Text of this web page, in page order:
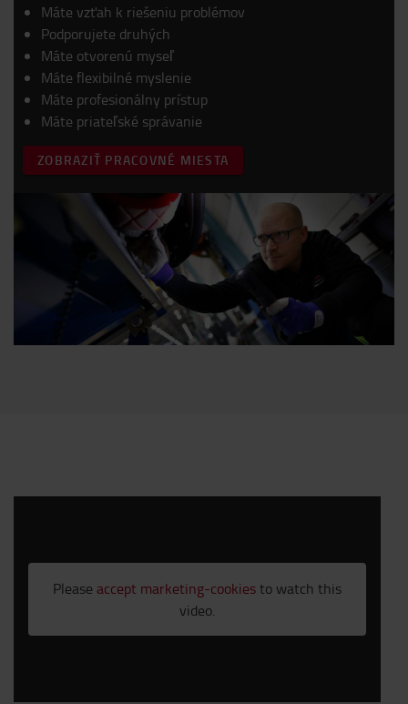
Máte vzťah k riešeniu problémov
Podporujete druhých
Máte otvorenú myseľ
Máte flexibilné myslenie
Máte profesionálny prístup
Máte priateľské správanie
ZOBRAZIŤ PRACOVNÉ MIESTA
Please accept marketing-cookiesto watch this
video.